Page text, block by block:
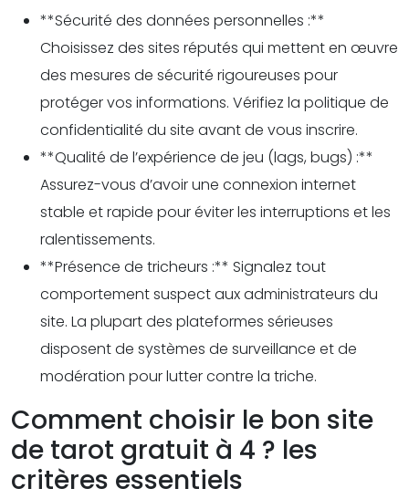
**Sécurité des données personnelles :**
Choisissez des sites réputés qui mettent en œuvre
des mesures de sécurité rigoureuses pour
protéger vos informations. Vérifiez la politique de
confidentialité du site avant de vous inscrire.
**Qualité de l’expérience de jeu (lags, bugs) :**
Assurez-vous d’avoir une connexion internet
stable et rapide pour éviter les interruptions et les
ralentissements.
**Présence de tricheurs :** Signalez tout
comportement suspect aux administrateurs du
site. La plupart des plateformes sérieuses
disposent de systèmes de surveillance et de
modération pour lutter contre la triche.
Comment choisir le bon site
de tarot gratuit à 4 ? les
critères essentiels